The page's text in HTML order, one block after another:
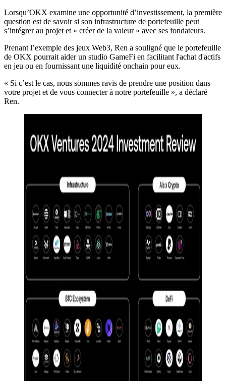
Lorsqu’OKX examine une opportunité d’investissement, la première
question est de savoir si son infrastructure de portefeuille peut
s’intégrer au projet et « créer de la valeur » avec ses fondateurs.
Prenant l’exemple des jeux Web3, Ren a souligné que le portefeuille
de OKX pourrait aider un studio GameFi en facilitant l'achat d'actifs
en jeu ou en fournissant une liquidité onchain pour eux.
« Si c’est le cas, nous sommes ravis de prendre une position dans
votre projet et de vous connecter à notre portefeuille », a déclaré
Ren.